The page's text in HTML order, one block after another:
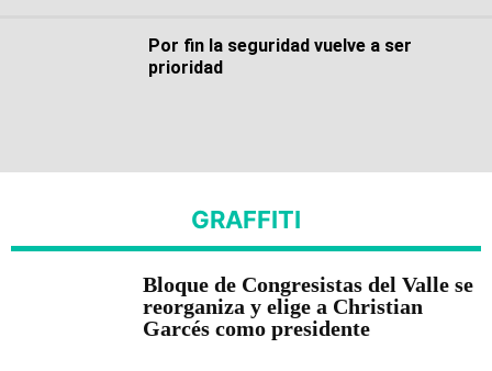
Por fin la seguridad vuelve a ser
prioridad
GRAFFITI
Bloque de Congresistas del Valle se
reorganiza y elige a Christian
Garcés como presidente